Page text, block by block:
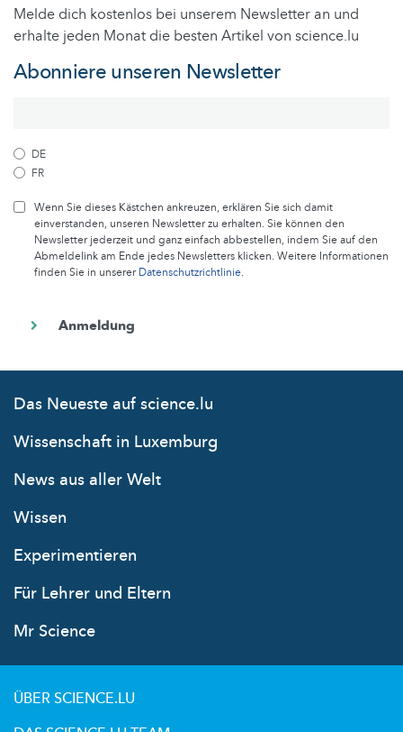
Melde dich kostenlos bei unserem Newsletter an und
erhalte jeden Monat die besten Artikel von science.lu
Abonniere unseren Newsletter
DE
FR
Wenn Sie dieses Kästchen ankreuzen, erklären Sie sich damit
einverstanden, unseren Newsletter zu erhalten. Sie können den
Newsletter jederzeit und ganz einfach abbestellen, indem Sie auf den
Abmeldelink am Ende jedes Newsletters klicken. Weitere Informationen
finden Sie in unsererDatenschutzrichtlinie.
Das Neueste auf science.lu
Wissenschaft in Luxemburg
News aus aller Welt
Wissen
Experimentieren
Für Lehrer und Eltern
Mr Science
ÜBER SCIENCE.LU